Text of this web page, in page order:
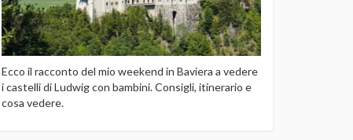
Ecco il racconto del mio weekend in Baviera a vedere
i castelli di Ludwig con bambini. Consigli, itinerario e
cosa vedere.